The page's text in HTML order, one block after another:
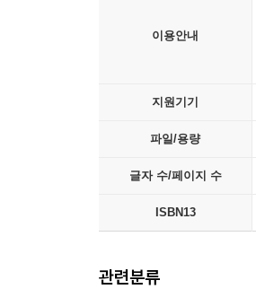
이용안내
지원기기
파일/용량
글자 수/페이지 수
ISBN13
관련분류